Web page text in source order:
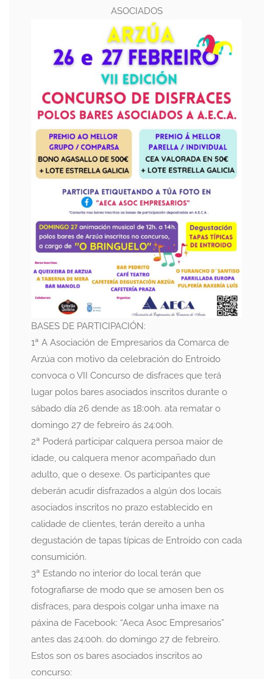
ASOCIADOS
BASES DE PARTICIPACIÓN:
1ª A Asociación de Empresarios da Comarca de
Arzúa con motivo da celebración do Entroido
convoca o VII Concurso de disfraces que terá
lugar polos bares asociados inscritos durante o
sábado día 26 dende as 18:00h. ata rematar o
domingo 27 de febreiro ás 24:00h.
2ª Poderá participar calquera persoa maior de
idade, ou calquera menor acompañado dun
adulto, que o desexe. Os participantes que
deberán acudir disfrazados a algún dos locais
asociados inscritos no prazo establecido en
calidade de clientes, terán dereito a unha
degustación de tapas típicas de Entroido con cada
consumición.
3ª Estando no interior do local terán que
fotografiarse de modo que se amosen ben os
disfraces, para despois colgar unha imaxe na
páxina de Facebook: “Aeca Asoc Empresarios”
antes das 24:00h. do domingo 27 de febreiro.
Estos son os bares asociados inscritos ao
concurso: